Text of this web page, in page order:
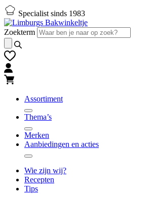
Naar
hoofd-
inhoud
gaan
Naar
footer
gaan
Specialist sinds 1983
Zoekterm
Assortiment
Thema’s
Merken
Aanbiedingen en acties
Wie zijn wij?
Recepten
Tips